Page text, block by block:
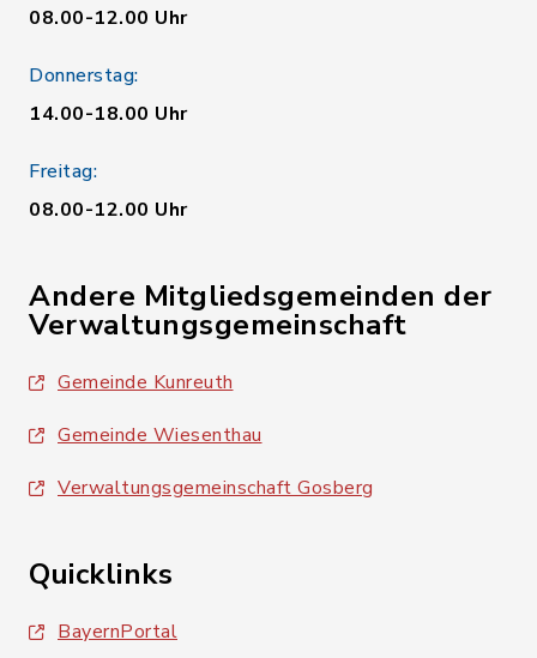
08.00-12.00 Uhr
Donnerstag:
14.00-18.00 Uhr
Freitag:
08.00-12.00 Uhr
Andere Mitgliedsgemeinden der
Verwaltungsgemeinschaft
Gemeinde Kunreuth
Gemeinde Wiesenthau
Verwaltungsgemeinschaft Gosberg
Quicklinks
BayernPortal